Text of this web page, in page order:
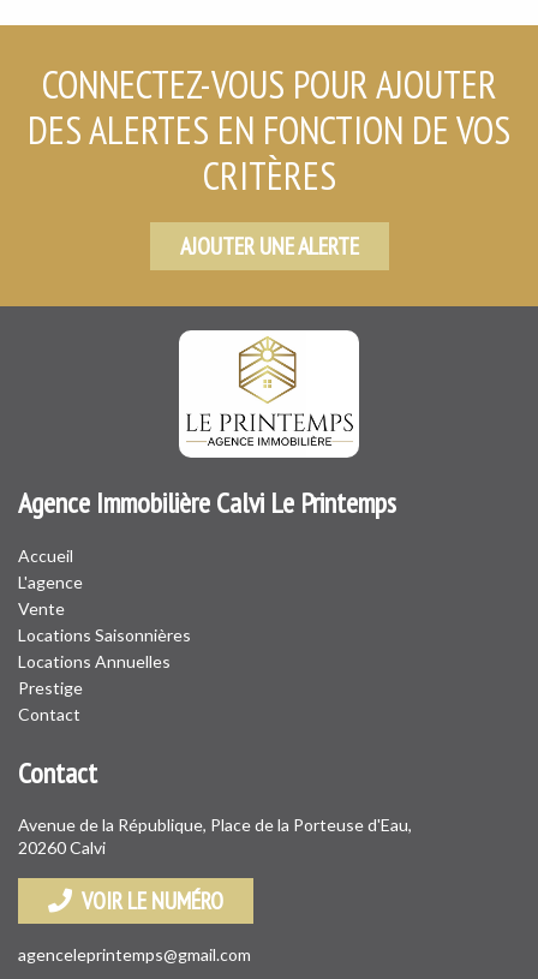
CONNECTEZ-VOUS POUR AJOUTER
DES ALERTES EN FONCTION DE VOS
CRITÈRES
AJOUTER UNE ALERTE
Agence Immobilière Calvi Le Printemps
Accueil
L'agence
Vente
Locations Saisonnières
Locations Annuelles
Prestige
Contact
Contact
Avenue de la République, Place de la Porteuse d'Eau,
20260 Calvi
VOIR LE NUMÉRO
agenceleprintemps@gmail.com